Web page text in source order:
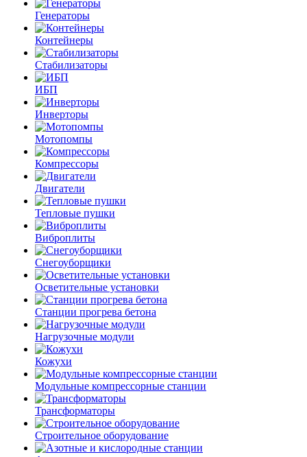
Генераторы
Контейнеры
Стабилизаторы
ИБП
Инверторы
Мотопомпы
Компрессоры
Двигатели
Тепловые пушки
Виброплиты
Снегоуборщики
Осветительные установки
Станции прогрева бетона
Нагрузочные модули
Кожухи
Модульные компрессорные станции
Трансформаторы
Строительное оборудование